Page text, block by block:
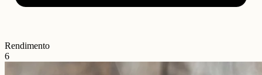
Rendimento
6